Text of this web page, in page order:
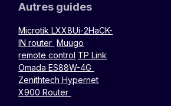
Autres guides
Microtik LXX8Ui-2HaCK-
IN router Muugo
remote control TP Link
Omada ES88W-4G
Zenithtech Hypernet
X900 Router